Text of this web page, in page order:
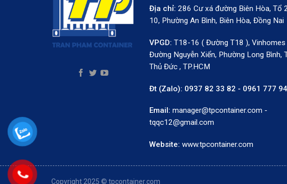
Địa chỉ: 286 Cư xá đường Biên Hòa, Tổ
10, Phường An Bình, Biên Hòa, Đồng Nai
VPGD: T18-16 ( Đường T18 ), Vinhomes
Đường Nguyễn Xiển, Phường Long Bình,
Thủ Đức , TP.HCM
Đt (Zalo): 0937 82 33 82 - 0961 777
Email: manager@tpcontainer.com -
tqqc12@gmail.com
Website: www.tpcontainer.com
Copyright 2025 © tpcontainer.com